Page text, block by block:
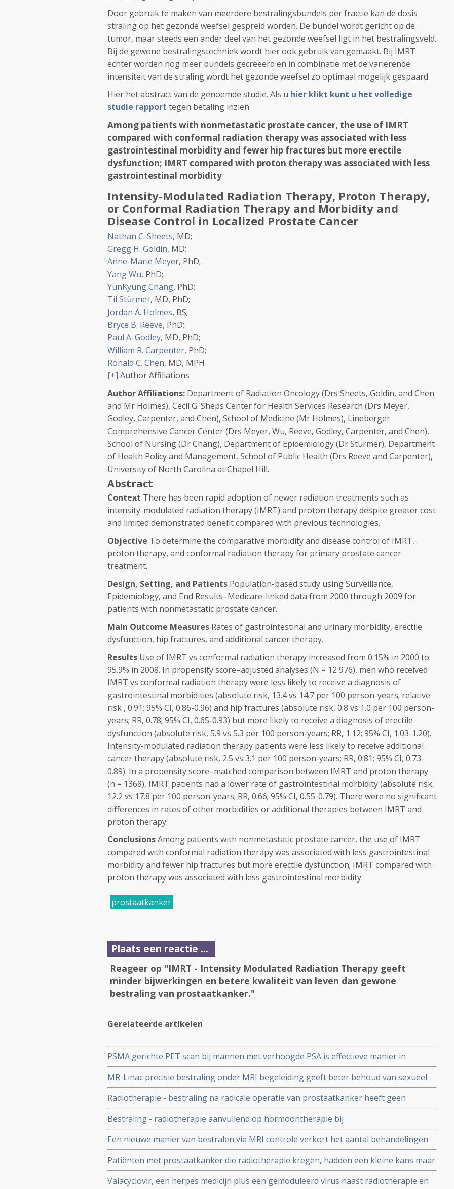
Door gebruik te maken van meerdere bestralingsbundels per fractie kan de dosis
straling op het gezonde weefsel gespreid worden. De bundel wordt gericht op de
tumor, maar steeds een ander deel van het gezonde weefsel ligt in het bestralingsveld.
Bij de gewone bestralingstechniek wordt hier ook gebruik van gemaakt. Bij IMRT
echter worden nog meer bundels gecreëerd en in combinatie met de variërende
intensiteit van de straling wordt het gezonde weefsel zo optimaal mogelijk gespaard
Hier het abstract van de genoemde studie. Als u hier klikt kunt u het volledige
studie rapport tegen betaling inzien.
Among patients with nonmetastatic prostate cancer, the use of IMRT
compared with conformal radiation therapy was associated with less
gastrointestinal morbidity and fewer hip fractures but more erectile
dysfunction; IMRT compared with proton therapy was associated with less
gastrointestinal morbidity
Intensity-Modulated Radiation Therapy, Proton Therapy,
or Conformal Radiation Therapy and Morbidity and
Disease Control in Localized Prostate Cancer
Nathan C. Sheets, MD;
Gregg H. Goldin, MD;
Anne-Marie Meyer, PhD;
Yang Wu, PhD;
YunKyung Chang, PhD;
Til Stürmer, MD, PhD;
Jordan A. Holmes, BS;
Bryce B. Reeve, PhD;
Paul A. Godley, MD, PhD;
William R. Carpenter, PhD;
Ronald C. Chen, MD, MPH
[+] Author Affiliations
Author Affiliations: Department of Radiation Oncology (Drs Sheets, Goldin, and Chen
and Mr Holmes), Cecil G. Sheps Center for Health Services Research (Drs Meyer,
Godley, Carpenter, and Chen), School of Medicine (Mr Holmes), Lineberger
Comprehensive Cancer Center (Drs Meyer, Wu, Reeve, Godley, Carpenter, and Chen),
School of Nursing (Dr Chang), Department of Epidemiology (Dr Stürmer), Department
of Health Policy and Management, School of Public Health (Drs Reeve and Carpenter),
University of North Carolina at Chapel Hill.
Abstract
Context There has been rapid adoption of newer radiation treatments such as
intensity-modulated radiation therapy (IMRT) and proton therapy despite greater cost
and limited demonstrated benefit compared with previous technologies.
Objective To determine the comparative morbidity and disease control of IMRT,
proton therapy, and conformal radiation therapy for primary prostate cancer
treatment.
Design, Setting, and Patients Population-based study using Surveillance,
Epidemiology, and End Results–Medicare-linked data from 2000 through 2009 for
patients with nonmetastatic prostate cancer.
Main Outcome Measures Rates of gastrointestinal and urinary morbidity, erectile
dysfunction, hip fractures, and additional cancer therapy.
Results Use of IMRT vs conformal radiation therapy increased from 0.15% in 2000 to
95.9% in 2008. In propensity score–adjusted analyses (N = 12 976), men who received
IMRT vs conformal radiation therapy were less likely to receive a diagnosis of
gastrointestinal morbidities (absolute risk, 13.4 vs 14.7 per 100 person-years; relative
risk , 0.91; 95% CI, 0.86-0.96) and hip fractures (absolute risk, 0.8 vs 1.0 per 100 person-
years; RR, 0.78; 95% CI, 0.65-0.93) but more likely to receive a diagnosis of erectile
dysfunction (absolute risk, 5.9 vs 5.3 per 100 person-years; RR, 1.12; 95% CI, 1.03-1.20).
Intensity-modulated radiation therapy patients were less likely to receive additional
cancer therapy (absolute risk, 2.5 vs 3.1 per 100 person-years; RR, 0.81; 95% CI, 0.73-
0.89). In a propensity score–matched comparison between IMRT and proton therapy
(n = 1368), IMRT patients had a lower rate of gastrointestinal morbidity (absolute risk,
12.2 vs 17.8 per 100 person-years; RR, 0.66; 95% CI, 0.55-0.79). There were no significant
differences in rates of other morbidities or additional therapies between IMRT and
proton therapy.
ConclusionsAmong patients with nonmetastatic prostate cancer, the use of IMRT
compared with conformal radiation therapy was associated with less gastrointestinal
morbidity and fewer hip fractures but more erectile dysfunction; IMRT compared with
proton therapy was associated with less gastrointestinal morbidity.
prostaatkanker
Plaats een reactie ...
Reageer op "IMRT - Intensity Modulated Radiation Therapy geeft
minder bijwerkingen en betere kwaliteit van leven dan gewone
bestraling van prostaatkanker."
Gerelateerde artikelen
PSMA gerichte PET scan bij mannen met verhoogde PSA is effectieve manier in
ontdekken van plaats van tumoren. Bij uitzaaiingen op afstand heeft bestralen van
bekkengebied geen zin.
MR-Linac precisie bestraling onder MRI begeleiding geeft beter behoud van sexueel
functioneren - erectiele functie bij prostaatkankerpatienten in vergelijking met
standaard radiotherapie blijkt uit Nederlandse ERECT studie
Radiotherapie - bestraling na radicale operatie van prostaatkanker heeft geen
meerwaarde en alleen maar meer bijwerkingen blijkt uit fase III studie RADICALS RT
Bestraling - radiotherapie aanvullend op hormoontherapie bij
prostaatkankerpatienten heeft alleen enig effect (7 procent) op overall overleving bij
weinig botuitzaaiingen (maximaal 5)
Een nieuwe manier van bestralen via MRI controle verkort het aantal behandelingen
voor mannen met prostaatkanker drastisch en beschermt beter tegen bijwerkingen.
Patiënten met prostaatkanker die radiotherapie kregen, hadden een kleine kans maar
wel meer kans om een tweede primaire kanker te ontwikkelen dan patiënten die geen
radiotherapie kregen
Valacyclovir, een herpes medicijn plus een gemoduleerd virus naast radiotherapie en